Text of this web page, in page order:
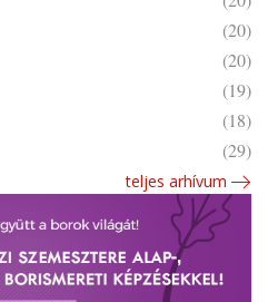
(20)
(20)
(19)
(18)
(29)
teljes arhívum